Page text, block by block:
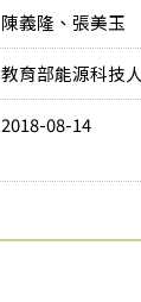
陳義隆、張美玉
教育部能源科技
2018-08-14